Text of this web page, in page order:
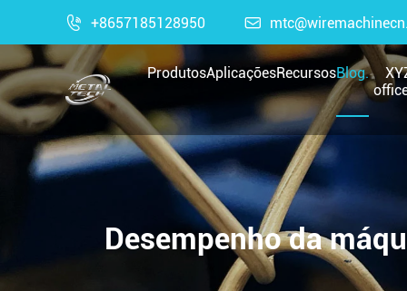
 +8657185128950 
ProdutosAplicaçõesRecursosBlog.
Desempenho da